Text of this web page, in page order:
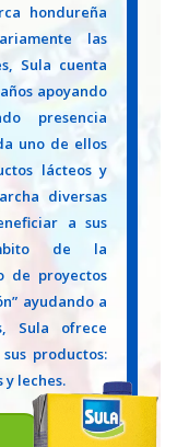
hondureña
las
Sula cuenta
apoyando
presencia
uno de ellos
lácteos y
diversas
a sus
de la
de proyectos
ayudando a
Sula ofrece
productos:
y leches.